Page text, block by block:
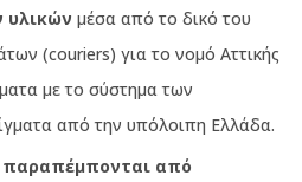
υλικών μέσα από το δικό του
(couriers) για το νομό Αττικής
με το σύστημα των
από την υπόλοιπη Ελλάδα.
παραπέμπονται από